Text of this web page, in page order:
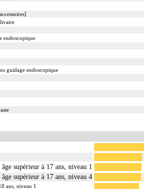
endoscopique
guidage endoscopique
supérieur à 17 ans, niveau 1
supérieur à 17 ans, niveau 4
ans, niveau 1